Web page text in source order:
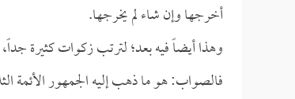
أخرجها وإن شاء لم يخرجها.
وهذا أيضاً فيه بعد؛ لترتب زكوات كثيرة
فالصواب: هو ما ذهب إليه الجمهور الأئمة